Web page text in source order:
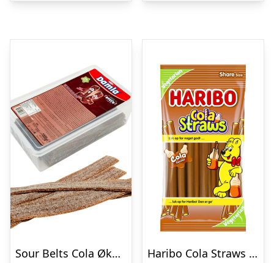
Sour Belts Cola Økonomipakke – 1 kg
Haribo Cola Straws – 80 g